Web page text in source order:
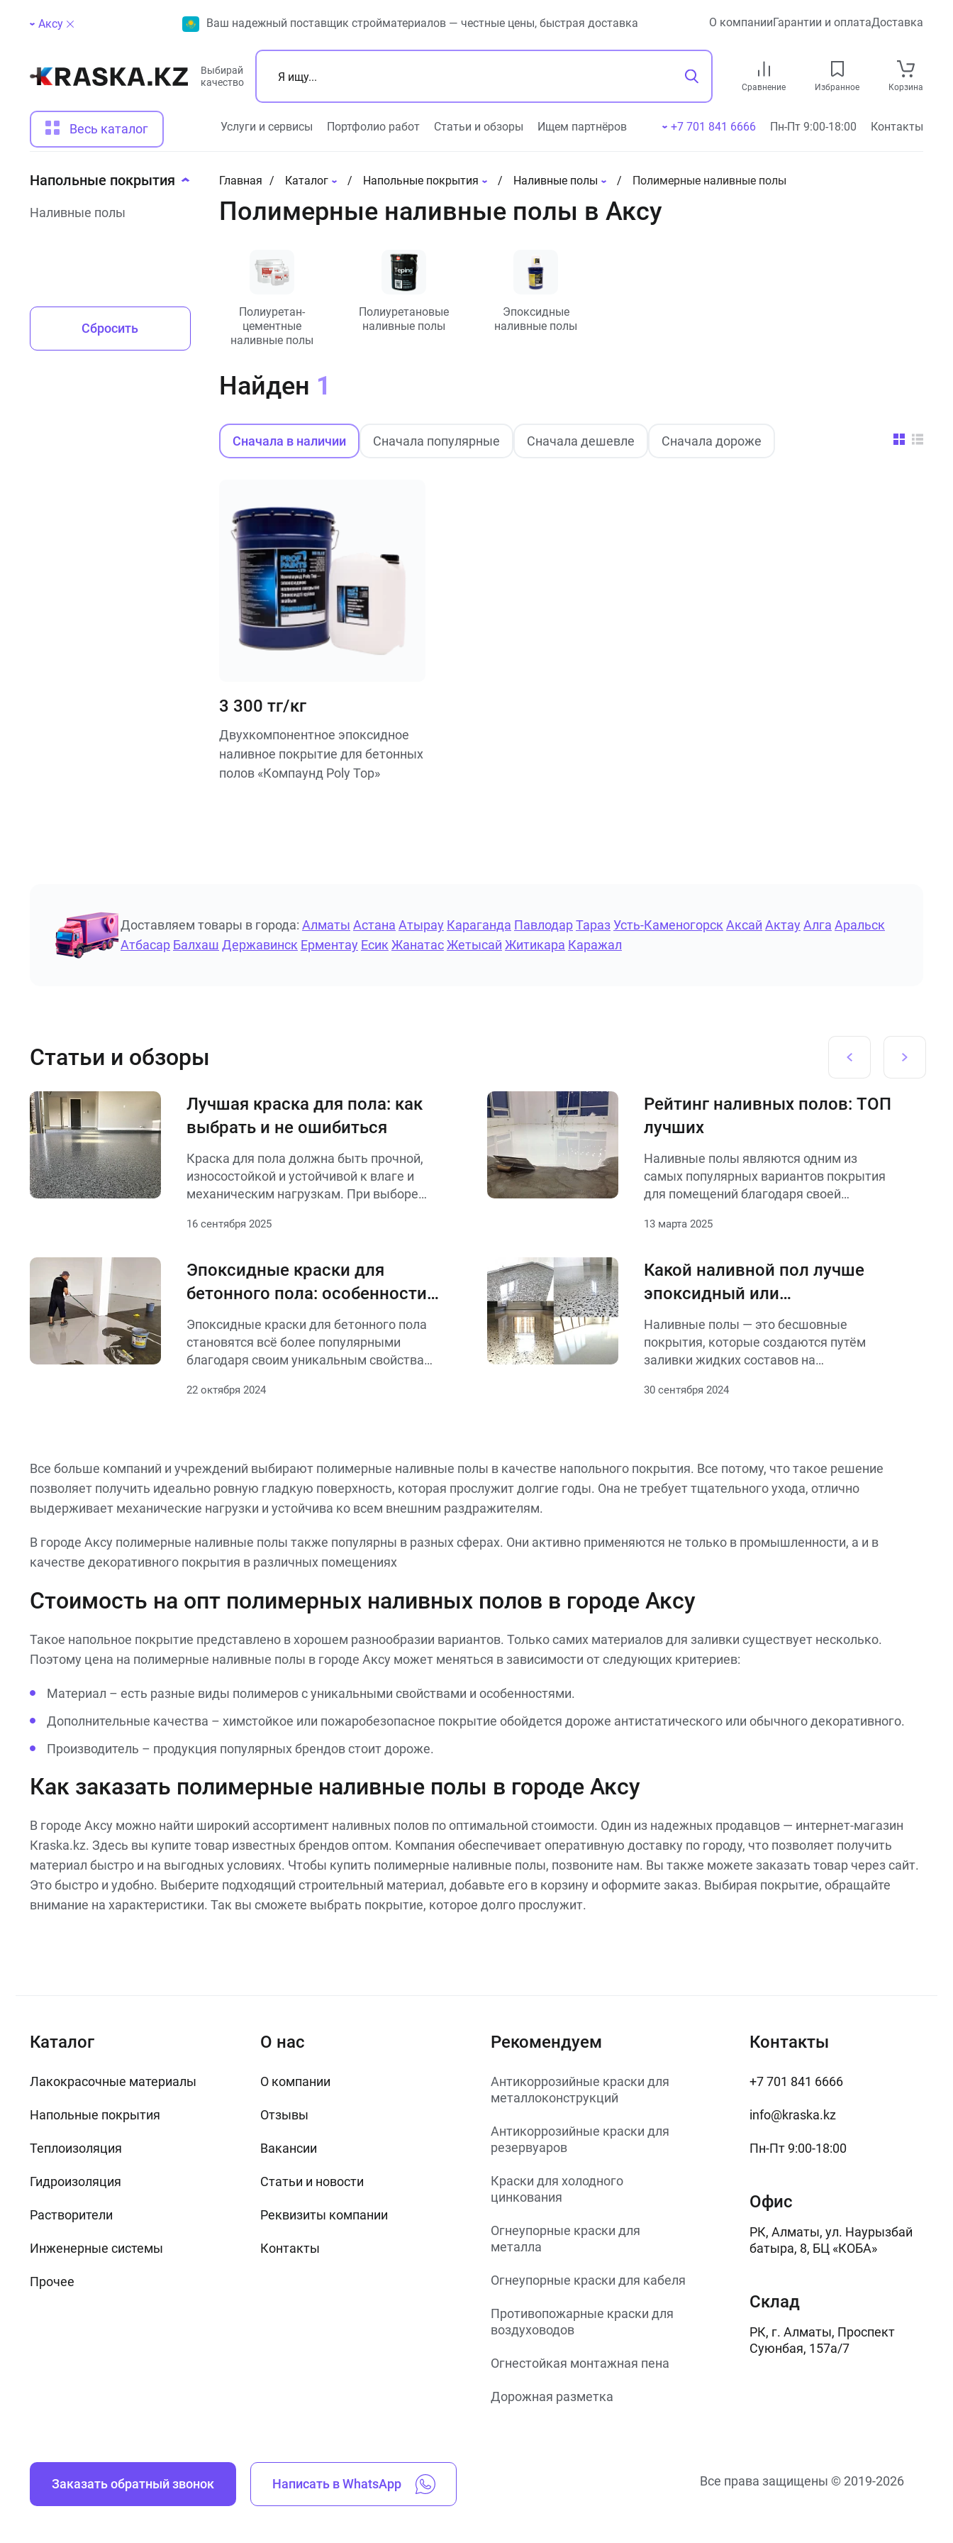
Аксу Ваш надежный поставщик стройматериалов — честные цены, быстрая доставка О компанииГарантии и оплатаДоставка
Выбирай
качество
Сравнение Избранное Корзина
Весь каталог Услуги и сервисы Портфолио работ Статьи и обзоры Ищем партнёров +7 701 841 6666 Пн-Пт 9:00-18:00 Контакты
Напольные покрытия
Наливные полы
Сбросить
Главная Каталог Напольные покрытия Наливные полы Полимерные наливные полы
Полимерные наливные полы в Аксу
Полиуретан-
цементные
наливные полы
Полиуретановые
наливные полы
Эпоксидные
наливные полы
Сначала в наличии Сначала популярные Сначала дешевле Сначала дороже
Найден 1
3 300 тг/кг
Двухкомпонентное эпоксидное
наливное покрытие для бетонных
полов «Компаунд Poly Top»
Доставляем товары в города: Алматы Астана Атырау Караганда ПавлодарТараз Усть-Каменогорск Аксай Актау Алга Аральск
Атбасар Балхаш Державинск Ерментау Есик ЖанатасЖетысай Житикара Каражал
Статьи и обзоры
Лучшая краска для пола: как
выбрать и не ошибиться
Краска для пола должна быть прочной,
износостойкой и устойчивой к влаге и
механическим нагрузкам. При выборе
дерево), условия эксплуатации
высыхания и безопасность состава.
16 сентября 2025
Рейтинг наливных полов: ТОП
лучших
Наливные полы являются одним из
самых популярных вариантов покрытия
для помещений благодаря своей
ухода. В этом обзоре мы рассмотрим
наливных полов, которые обеспечат вам
13 марта 2025
Эпоксидные краски для
бетонного пола: особенности
применения
Эпоксидные краски для бетонного пола
становятся всё более популярными
благодаря своим уникальным свойствам
22 октября 2024
Какой наливной пол лучше
эпоксидный или
полиуретановый
Наливные полы — это бесшовные
покрытия, которые создаются путём
заливки жидких составов на
современное и популярное решение для
30 сентября 2024
Все больше компаний и учреждений выбирают полимерные наливные полы в качестве напольного покрытия. Все потому, что такое решение
позволяет получить идеально ровную гладкую поверхность, которая прослужит долгие годы. Она не требует тщательного ухода, отлично
выдерживает механические нагрузки и устойчива ко всем внешним раздражителям.
В городе Аксу полимерные наливные полы также популярны в разных сферах. Они активно применяются не только в промышленности, а и в
качестве декоративного покрытия в различных помещениях
Стоимость на опт полимерных наливных полов в городе Аксу
Такое напольное покрытие представлено в хорошем разнообразии вариантов. Только самих материалов для заливки существует несколько.
Поэтому цена на полимерные наливные полы в городе Аксу может меняться в зависимости от следующих критериев:
Материал – есть разные виды полимеров с уникальными свойствами и особенностями.
Дополнительные качества – химстойкое или пожаробезопасное покрытие обойдется дороже антистатического или обычного декоративного.
Производитель – продукция популярных брендов стоит дороже.
Как заказать полимерные наливные полы в городе Аксу
В городе Аксу можно найти широкий ассортимент наливных полов по оптимальной стоимости. Один из надежных продавцов — интернет-магазин
Кraska.kz. Здесь вы купите товар известных брендов оптом. Компания обеспечивает оперативную доставку по городу, что позволяет получить
материал быстро и на выгодных условиях. Чтобы купить полимерные наливные полы, позвоните нам. Вы также можете заказать товар через сайт.
Это быстро и удобно. Выберите подходящий строительный материал, добавьте его в корзину и оформите заказ. Выбирая покрытие, обращайте
внимание на характеристики. Так вы сможете выбрать покрытие, которое долго прослужит.
Каталог
Лакокрасочные материалы
Напольные покрытия
Теплоизоляция
Гидроизоляция
Растворители
Инженерные системы
Прочее
О нас
О компании
Отзывы
Вакансии
Статьи и новости
Реквизиты компании
Контакты
Рекомендуем
Антикоррозийные краски для
металлоконструкций
Антикоррозийные краски для
резервуаров
Краски для холодного
цинкования
Огнеупорные краски для
металла
Огнеупорные краски для кабеля
Противопожарные краски для
воздуховодов
Огнестойкая монтажная пена
Дорожная разметка
Контакты
+7 701 841 6666
info@kraska.kz
Пн-Пт 9:00-18:00
Офис
РК, Алматы, ул. Наурызбай
батыра, 8, БЦ «КОБА»
Склад
РК, г. Алматы, Проспект
Суюнбая, 157а/7
Заказать обратный звонок Написать в WhatsApp Все права защищены © 2019-2026